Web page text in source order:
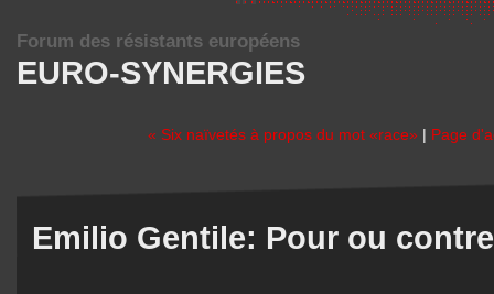
EURO-SYNERGIES
Forum des résistants européens
« Six naïvetés à propos du mot «race» | Page
Emilio Gentile: Pour ou